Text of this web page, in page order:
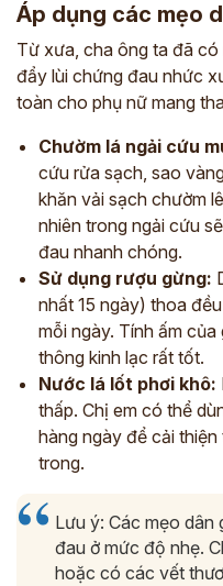
Áp dụng các mẹo
Từ xưa, cha ông ta đã
đẩy lùi chứng đau nhức
toàn cho phụ nữ mang
Chườm lá ngải cứu
cứu rửa sạch, sao
khăn vải sạch chườm
nhiên trong ngải cứu
đau nhanh chóng.
Sử dụng rượu gừng:
nhất 15 ngày) thoa
mỗi ngày. Tính ấm
thông kinh lạc rất tốt.
Nước lá lốt phơi khô:
thấp. Chị em có thể
hàng ngày để cải
trong.
Lưu ý: Các mẹo dân
đau ở mức độ nhẹ.
hoặc có các vết